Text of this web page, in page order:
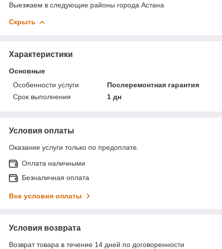
Выезжаем в следующие районы города Астана
Скрыть
Характеристики
Основные
Особенности услуги
Послеремонтная гарантия
Срок выполнения
1 дн
Условия оплаты
Оказание услуги только по предоплате.
Оплата наличными
Безналичная оплата
Все условия оплаты
Условия возврата
Возврат товара в течение 14 дней по договоренности